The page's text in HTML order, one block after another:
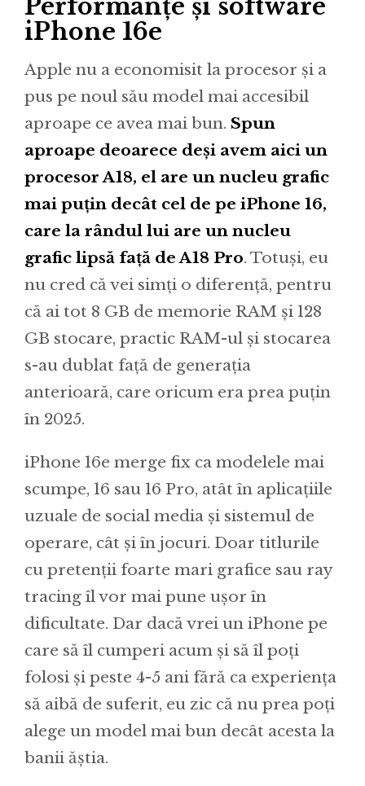
Performanțe și software
iPhone 16e
Apple nu a economisit la procesor și a
pus pe noul său model mai accesibil
aproape ce avea mai bun. Spun
aproape deoarece deși avem aici un
procesor A18, el are un nucleu grafic
mai puțin decât cel de pe iPhone 16,
care la rândul lui are un nucleu
grafic lipsă față de A18 Pro. Totuși, eu
nu cred că vei simți o diferență, pentru
că ai tot 8 GB de memorie RAM și 128
GB stocare, practic RAM-ul și stocarea
s-au dublat față de generația
anterioară, care oricum era prea puțin
în 2025.
iPhone 16e merge fix ca modelele mai
scumpe, 16 sau 16 Pro, atât în aplicațiile
uzuale de social media și sistemul de
operare, cât și în jocuri. Doar titlurile
cu pretenții foarte mari grafice sau ray
tracing îl vor mai pune ușor în
dificultate. Dar dacă vrei un iPhone pe
care să îl cumperi acum și să îl poți
folosi și peste 4-5 ani fără ca experiența
să aibă de suferit, eu zic că nu prea poți
alege un model mai bun decât acesta la
banii ăștia.